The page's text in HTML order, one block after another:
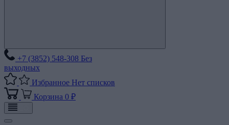
+7 (3852) 548-308 Без
выходных
Избранное Нет списков
Корзина 0 ₽